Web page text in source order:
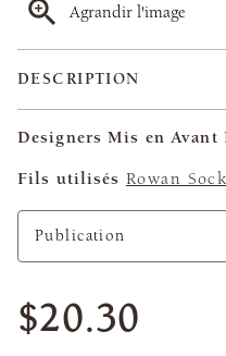
Agrandir l'image
DESCRIPTION
Designers Mis en Avant
Fils utilisés Rowan Sock
$20.30